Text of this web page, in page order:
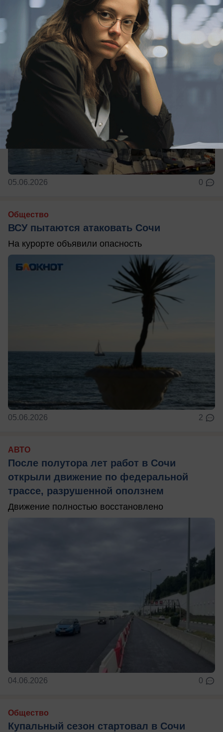
Направление признали нерентабельным
05.06.2026 0
Общество
ВСУ пытаются атаковать Сочи
На курорте объявили опасность
05.06.2026 2
АВТО
После полутора лет работ в Сочи
открыли движение по федеральной
трассе, разрушенной оползнем
Движение полностью восстановлено
04.06.2026 0
Общество
Купальный сезон стартовал в Сочи